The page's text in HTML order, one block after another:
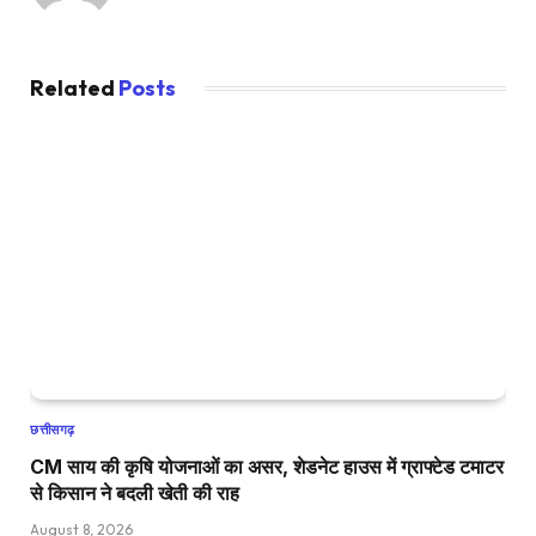
Related Posts
छत्तीसगढ़
CM साय की कृषि योजनाओं का असर, शेडनेट हाउस में ग्राफ्टेड टमाटर
से किसान ने बदली खेती की राह
August 8, 2026